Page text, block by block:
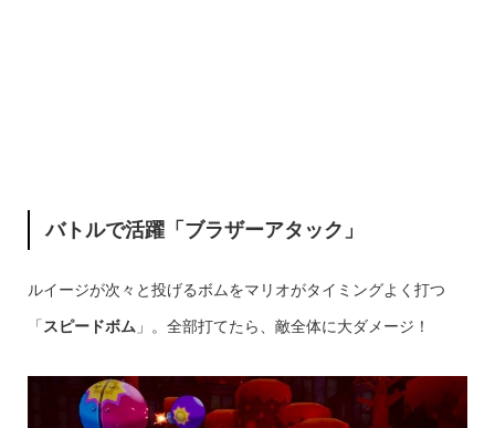
バトルで活躍「ブラザーアタック」
ルイージが次々と投げるボムをマリオがタイミングよく打つ
「 スピードボム 」。全部打てたら、敵全体に大ダメージ！